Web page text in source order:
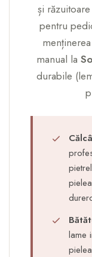
și
pentru
manual la
durabile
lame